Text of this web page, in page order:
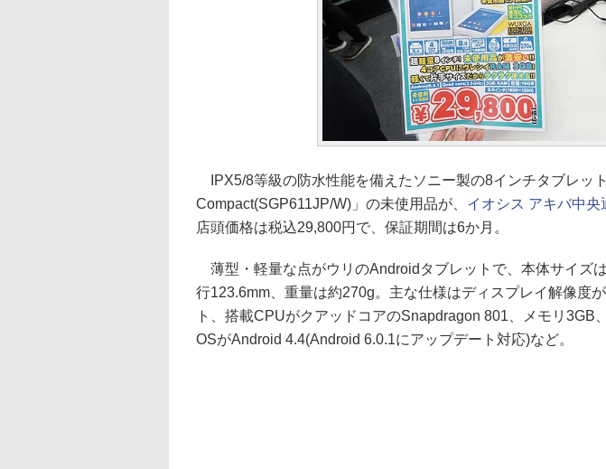
IPX5/8等級の防水性能を備えたソニー製の8インチタブレッ
Compact(SGP611JP/W)」の未使用品が、 イオシス アキバ中央
店頭価格は税込29,800円で、保証期間は6か月。
薄型・軽量な点がウリのAndroidタブレットで、本体サイズ
行123.6mm、重量は約270g。主な仕様はディスプレイ解像度
ト、搭載CPUがクアッドコアのSnapdragon 801、メモリ3GB
OSがAndroid 4.4(Android 6.0.1にアップデート対応)など。